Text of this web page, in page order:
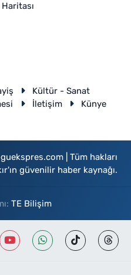
Kültür - Sanat
İletişim Künye
| Tüm hakları
güvenilir haber kaynağı.
TE Bilişim